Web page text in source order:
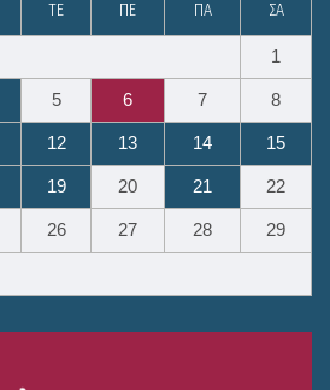
ΤΕ ΠΕ ΠΑ ΣΑ
1
5 6 7 8
12 13 14 15
19 20 21 22
26 27 28 29